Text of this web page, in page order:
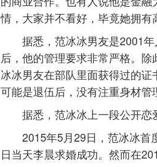
情，大家并不看好，毕竟她拥有
据悉，范冰冰男友是2001
后，他的管理要求非常严格。
冰冰男友在部队里面获得过的
可能是退伍后，没有注重身材管
据悉，范冰冰上一段公开恋
2015年5月29日，范冰冰首
日当天李晨求婚成功。然而在